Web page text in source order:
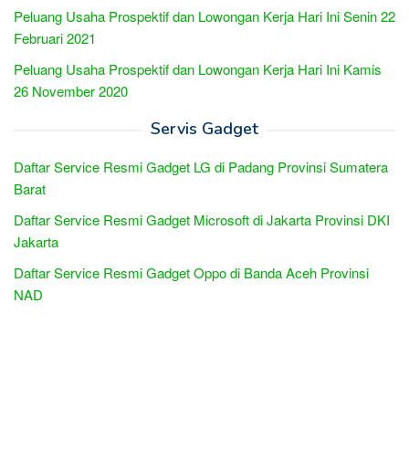
Peluang Usaha Prospektif dan Lowongan Kerja Hari Ini Senin 22
Februari 2021
Peluang Usaha Prospektif dan Lowongan Kerja Hari Ini Kamis
26 November 2020
Servis Gadget
Daftar Service Resmi Gadget LG di Padang Provinsi Sumatera
Barat
Daftar Service Resmi Gadget Microsoft di Jakarta Provinsi DKI
Jakarta
Daftar Service Resmi Gadget Oppo di Banda Aceh Provinsi
NAD